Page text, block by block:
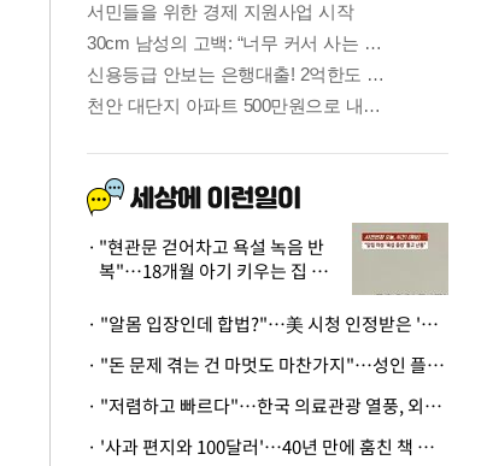
"현관문 걷어차고 욕설 녹음 반
복"…18개월 아기 키우는 집 뒤
· "알몸 입장인데 합법?"…美 시청 인정받은 '누드' 레스토랑 화제
· "돈 문제 겪는 건 마멋도 마찬가지"…성인 플랫폼에 등장한 뜻밖의 스타
· "저렴하고 빠르다"…한국 의료관광 열풍, 외신도 주목
· '사과 편지와 100달러'…40년 만에 훔친 책 돌려준 美 절도범